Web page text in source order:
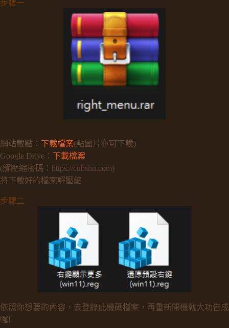
步驟一
網站載點： 下載檔案(點圖片亦可下載)
Google Drive： 下載檔案
(解壓縮密碼：https://cubshu.com)
將下載好的檔案解壓縮
步驟二
依照你想要的內容，去登錄此機碼檔案，再重新開機就大功告成
囉!